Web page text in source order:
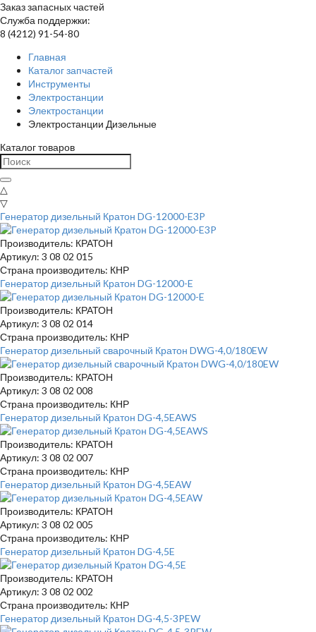
Заказ запасных частей
Служба поддержки:
8 (4212) 91-54-80
Главная
Каталог запчастей
Инструменты
Электростанции
Электростанции
Электростанции Дизельные
Каталог товаров
△
▽
Генератор дизельный Кратон DG-12000-E3P
Производитель: КРАТОН
Артикул: 3 08 02 015
Страна производитель: КНР
Генератор дизельный Кратон DG-12000-E
Производитель: КРАТОН
Артикул: 3 08 02 014
Страна производитель: КНР
Генератор дизельный сварочный Кратон DWG-4,0/180EW
Производитель: КРАТОН
Артикул: 3 08 02 008
Страна производитель: КНР
Генератор дизельный Кратон DG-4,5EAWS
Производитель: КРАТОН
Артикул: 3 08 02 007
Страна производитель: КНР
Генератор дизельный Кратон DG-4,5EAW
Производитель: КРАТОН
Артикул: 3 08 02 005
Страна производитель: КНР
Генератор дизельный Кратон DG-4,5E
Производитель: КРАТОН
Артикул: 3 08 02 002
Страна производитель: КНР
Генератор дизельный Кратон DG-4,5-3PEW